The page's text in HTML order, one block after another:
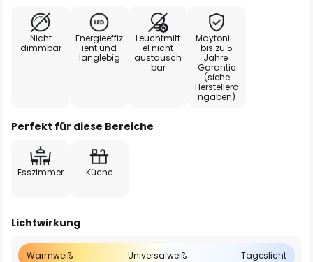
Nicht
dimmbar
Energieeffiz
ient und
langlebig
Leuchtmitt
el nicht
austausch
bar
Maytoni –
bis zu 5
Jahre
Garantie
(siehe
Herstellera
ngaben)
Perfekt für diese Bereiche
Esszimmer Küche
Lichtwirkung
Warmweiß Universalweiß Tageslicht